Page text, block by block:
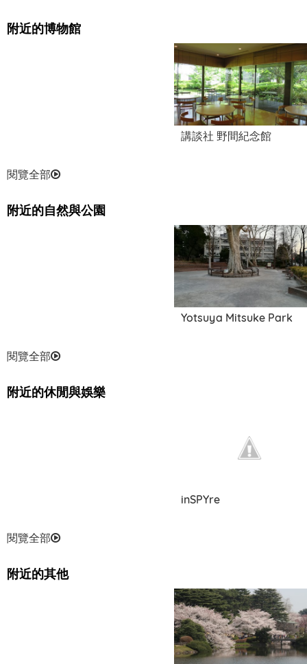
附近的博物館
講談社 野間紀念館
閱覽全部
附近的自然與公園
Yotsuya Mitsuke Park
閱覽全部
附近的休閒與娛樂
inSPYre
閱覽全部
附近的其他